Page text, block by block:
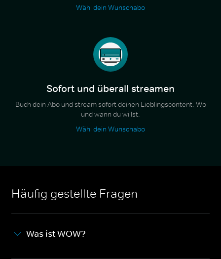
Wähl dein Wunschabo
Sofort und überall streamen
Buch dein Abo und stream sofort deinen Lieblingscontent. Wo
und wann du willst.
Wähl dein Wunschabo
Häufig gestellte Fragen
Was ist WOW?